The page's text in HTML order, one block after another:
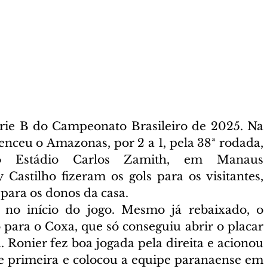
B do Campeonato Brasileiro de 2025. Na
o Amazonas, por 2 a 1, pela 38ª rodada,
Carlos Zamith, em Manaus
Castilho fizeram os gols para os visitantes,
os donos da casa.
início do jogo. Mesmo já rebaixado, o
o Coxa, que só conseguiu abrir o placar
Ronier fez boa jogada pela direita e acionou
primeira e colocou a equipe paranaense em